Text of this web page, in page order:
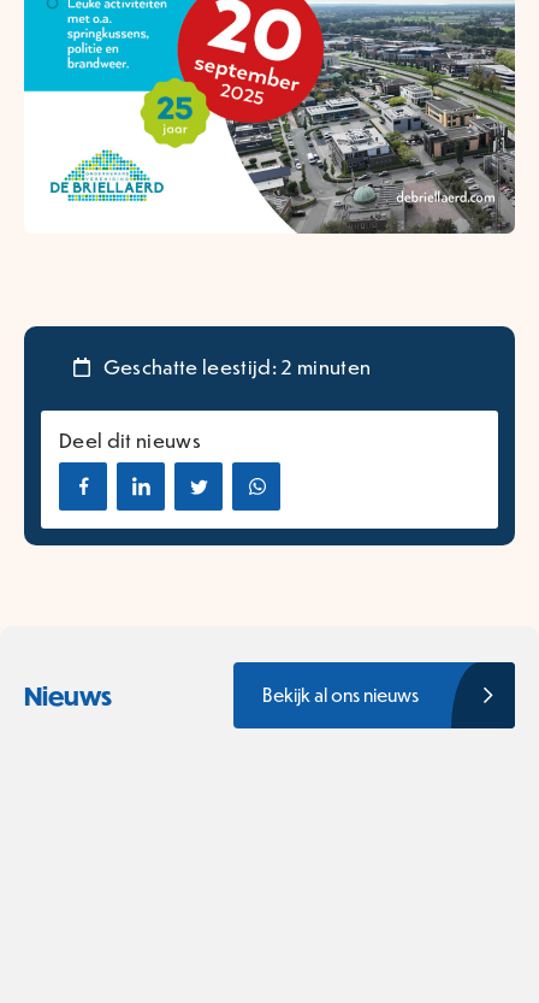
Geschatte leestijd: 2 minuten
Deel dit nieuws
Nieuws Bekijk al ons nieuws